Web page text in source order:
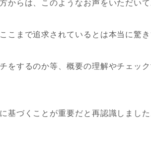
からは、このようなお声をいただいて
こまで追求されているとは本当に驚き
をするのか等、概要の理解やチェッ
基づくことが重要だと再認識しました